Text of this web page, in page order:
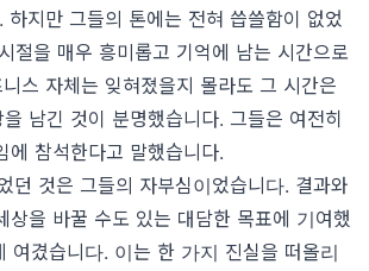
하지만 그들의 톤에는 전혀 씁쓸함이 없었
절을 매우 흥미롭고 기억에 남는 시간으로
스 자체는 잊혀졌을지 몰라도 그 시간은
남긴 것이 분명했습니다. 그들은 여전히
에 참석한다고 말했습니다.
던 것은 그들의 자부심이었습니다. 결과와
상을 바꿀 수도 있는 대담한 목표에 기여했
여겼습니다. 이는 한 가지 진실을 떠올리